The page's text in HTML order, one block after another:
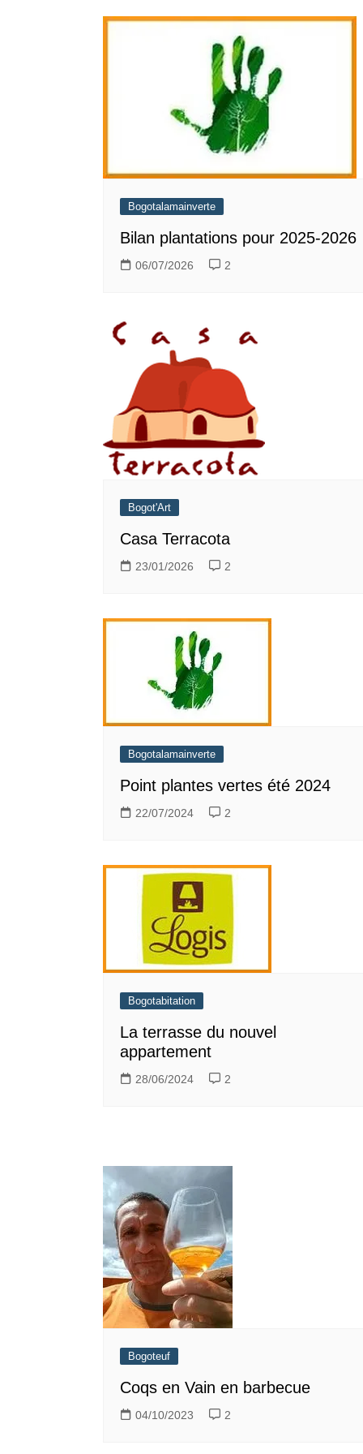
Bogotalamainverte
Bilan plantations pour 2025-2026
06/07/2026 2
Bogot'Art
Casa Terracota
23/01/2026 2
Bogotalamainverte
Point plantes vertes été 2024
22/07/2024 2
Bogotabitation
La terrasse du nouvel
appartement
28/06/2024 2
Bogoteuf
Coqs en Vain en barbecue
04/10/2023 2